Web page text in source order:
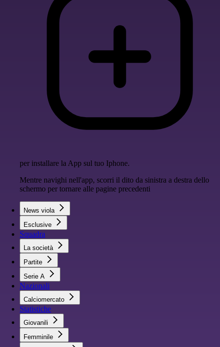
per installare la App sul tuo Iphone.
Mentre navighi nell'app, scorri il dito da sinistra a destra dello
schermo per tornare alle pagine precedenti
News viola
Esclusive
Squadra
La società
Partite
Serie A
Nazionali
Calciomercato
Statistiche
Giovanili
Femminile